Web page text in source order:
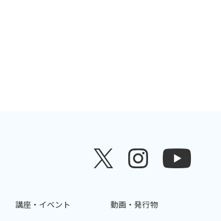
講座・イベント 動画・発行物